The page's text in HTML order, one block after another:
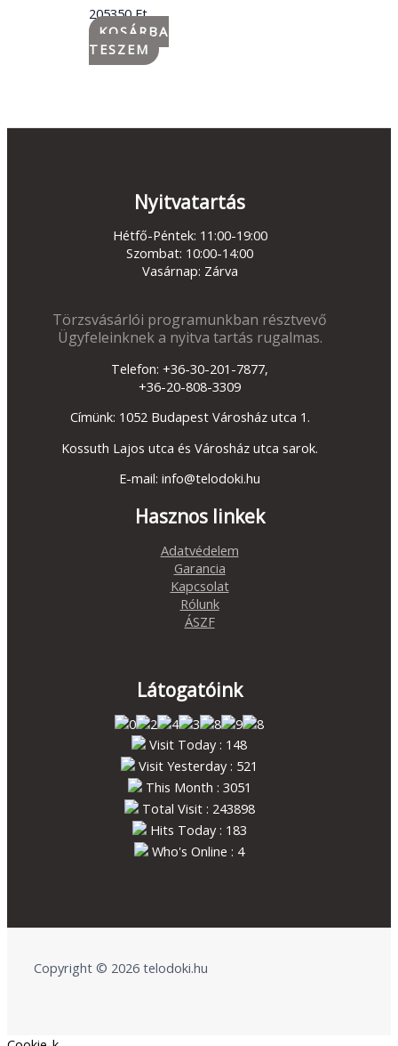
205350Ft
KOSÁRBA
TESZEM
Nyitvatartás
Hétfő-Péntek: 11:00-19:00
Szombat: 10:00-14:00
Vasárnap: Zárva
Törzsvásárlói programunkban résztvevő
Ügyfeleinknek a nyitva tartás rugalmas.
Telefon: +36-30-201-7877,
+36-20-808-3309
Címünk: 1052 Budapest Városház utca 1.
Kossuth Lajos utca és Városház utca sarok.
E-mail: info@telodoki.hu
Hasznos linkek
Adatvédelem
Garancia
Kapcsolat
Rólunk
ÁSZF
Látogatóink
Visit Today : 148
Visit Yesterday : 521
This Month : 3051
Total Visit : 243898
Hits Today : 183
Who's Online : 4
Copyright © 2026 telodoki.hu